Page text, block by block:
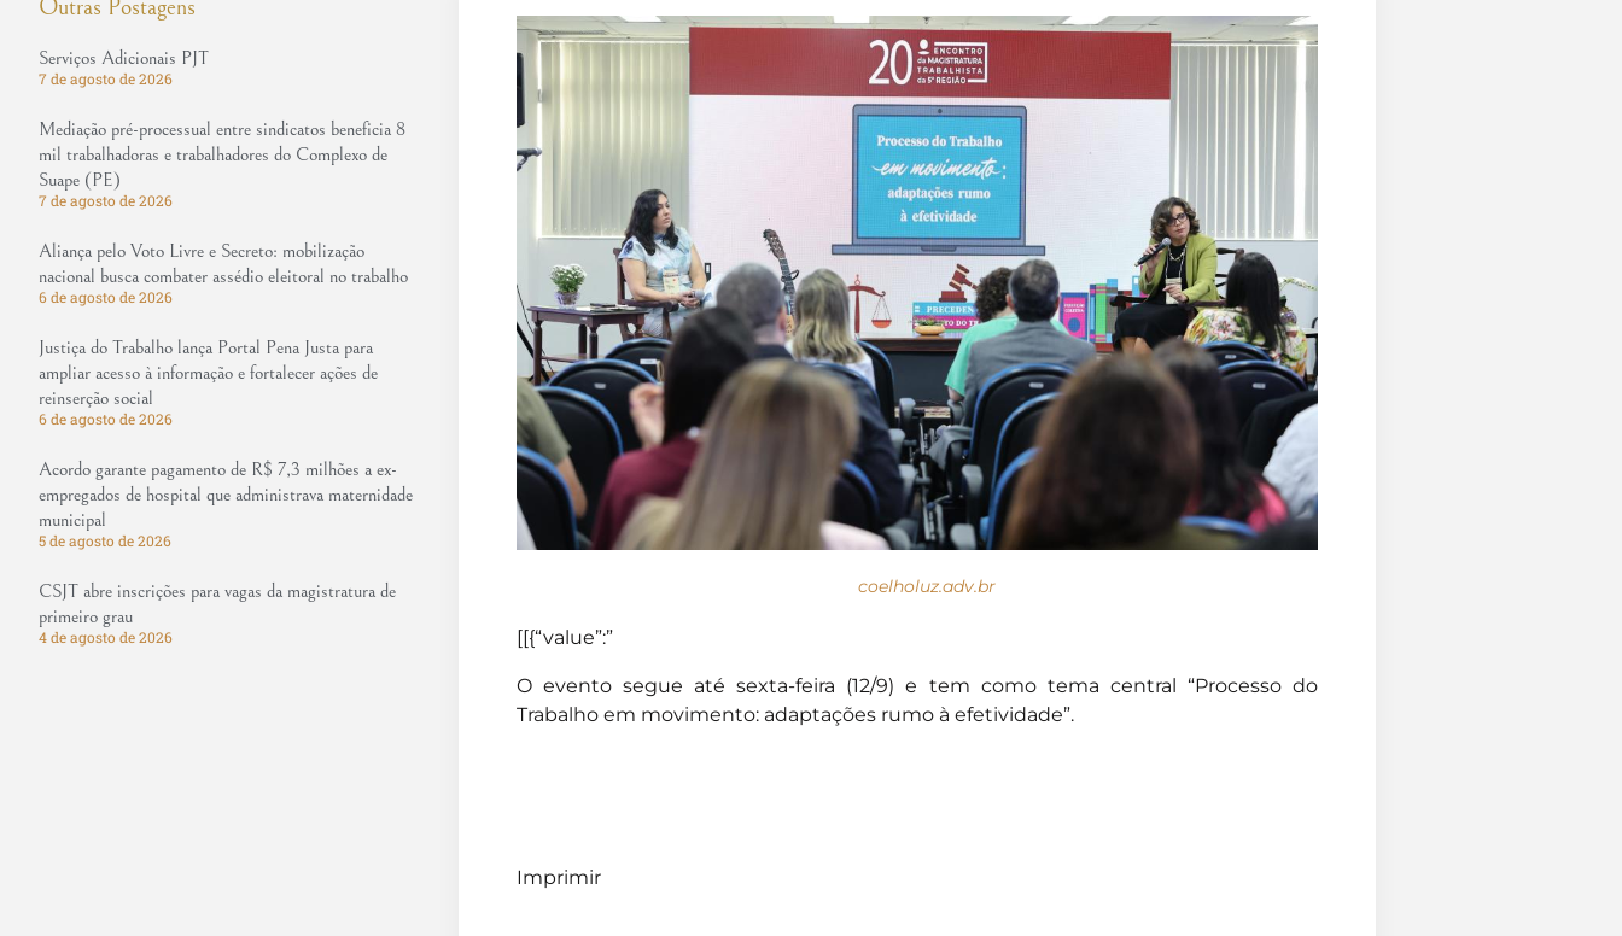
Outras Postagens
Serviços Adicionais PJT
7 de agosto de 2026
Mediação pré-processual entre sindicatos beneficia 8
mil trabalhadoras e trabalhadores do Complexo de
Suape (PE)
7 de agosto de 2026
Aliança pelo Voto Livre e Secreto: mobilização
nacional busca combater assédio eleitoral no trabalho
6 de agosto de 2026
Justiça do Trabalho lança Portal Pena Justa para
ampliar acesso à informação e fortalecer ações de
reinserção social
6 de agosto de 2026
Acordo garante pagamento de R$ 7,3 milhões a ex-
empregados de hospital que administrava maternidade
municipal
5 de agosto de 2026
CSJT abre inscrições para vagas da magistratura de
primeiro grau
4 de agosto de 2026
coelholuz.adv.br
[[{“value”:”
O evento segue até sexta-feira (12/9) e tem como tema central “Processo do
Trabalho em movimento: adaptações rumo à efetividade”.
Imprimir